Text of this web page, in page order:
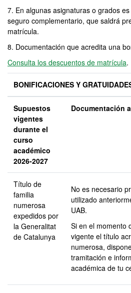
7. En algunas asignaturas o grados
seguro complementario, que saldrá
matrícula.
8. Documentación que acredita una
Consulta los descuentos de matrícula.
BONIFICACIONES Y
Supuestos
vigentes
durante el
curso
académico
2026-2027
Documentación
Título de
familia
numerosa
expedidos por
la Generalitat
de Catalunya
No es necesario
utilizado
UAB.
Si en el momento
vigente el título
numerosa,
tramitación e
académica de tu